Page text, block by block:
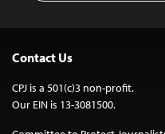
Contact Us
CPJ is a 501(c)3 non-profit.
Our EIN is 13-3081500.